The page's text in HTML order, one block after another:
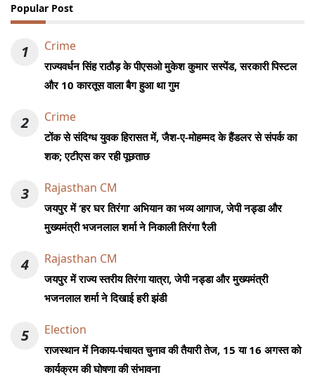
Popular Post
1 Crime
राज्यवर्धन सिंह राठौड़ के पीएसओ मुकेश कुमार सस्पेंड, सरकारी पिस्टल
और 10 कारतूस वाला बैग हुआ था गुम
2 Crime
टोंक से संदिग्ध युवक हिरासत में, जैश-ए-मोहम्मद के हैंडलर से संपर्क का
शक; एटीएस कर रही पूछताछ
3 Rajasthan CM
जयपुर में ‘हर घर तिरंगा’ अभियान का भव्य आगाज, जेपी नड्डा और
मुख्यमंत्री भजनलाल शर्मा ने निकाली तिरंगा रैली
4 Rajasthan CM
जयपुर में राज्य स्तरीय तिरंगा यात्रा, जेपी नड्डा और मुख्यमंत्री
भजनलाल शर्मा ने दिखाई हरी झंडी
5 Election
राजस्थान में निकाय-पंचायत चुनाव की तैयारी तेज, 15 या 16 अगस्त को
कार्यक्रम की घोषणा की संभावना